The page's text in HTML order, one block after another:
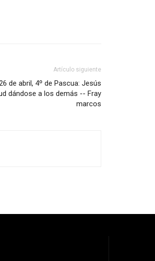
Artículo siguiente
de abril, 4º de Pascua: Jesús
dándose a los demás -- Fray
marcos